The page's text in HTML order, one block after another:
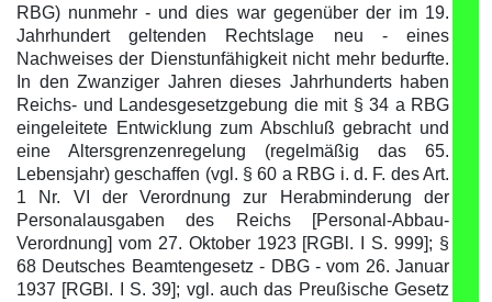
RBG) nunmehr - und dies war gegenüber der im 19.
Jahrhundert geltenden Rechtslage neu - eines
Nachweises der Dienstunfähigkeit nicht mehr bedurfte.
In den Zwanziger Jahren dieses Jahrhunderts haben
Reichs- und Landesgesetzgebung die mit § 34 a RBG
eingeleitete Entwicklung zum Abschluß gebracht und
eine Altersgrenzenregelung (regelmäßig das 65.
Lebensjahr) geschaffen (vgl. § 60 a RBG i. d. F. des Art.
1 Nr. VI der Verordnung zur Herabminderung der
Personalausgaben des Reichs [Personal-Abbau-
Verordnung] vom 27. Oktober 1923 [RGBl. I S. 999]; §
68 Deutsches Beamtengesetz - DBG - vom 26. Januar
1937 [RGBl. I S. 39]; vgl. auch das Preußische Gesetz